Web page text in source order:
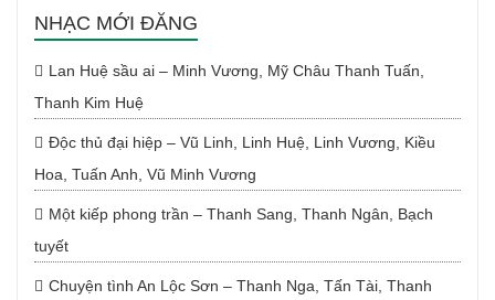
NHẠC MỚI ĐĂNG
Lan Huệ sầu ai – Minh Vương, Mỹ Châu Thanh Tuấn,
Thanh Kim Huệ
Độc thủ đại hiệp – Vũ Linh, Linh Huệ, Linh Vương, Kiều
Hoa, Tuấn Anh, Vũ Minh Vương
Một kiếp phong trần – Thanh Sang, Thanh Ngân, Bạch
tuyết
Chuyện tình An Lộc Sơn – Thanh Nga, Tấn Tài, Thanh